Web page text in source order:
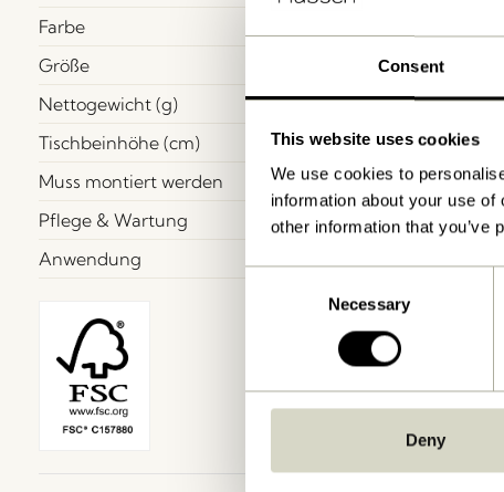
Consent
This website uses cookies
We use cookies to
information about your use
other information that you’ve
Necessary
Deny
Farbe
Größe
Nettogewicht (g)
Tischbeinhöhe (cm)
Muss montiert werden
Pflege & Wartung
Anwendung